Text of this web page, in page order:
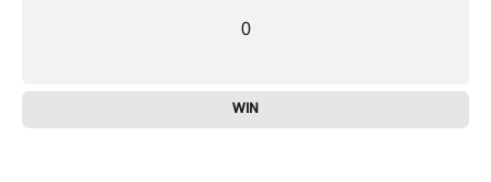
0
WIN